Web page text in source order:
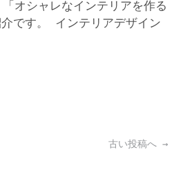
オシャレなインテリアを作る
です。 インテリアデザイン
古い投稿へ →